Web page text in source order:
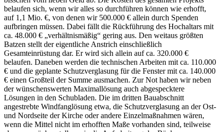
belaufen sich, wenn wir alles so durchführen können wie erhofft,
auf 1,1 Mio. €, von denen wir 500.000 € allein durch Spenden
aufbringen müssen. Dabei fällt die Rückführung des Hochaltars mit
ca. 48.000 € „verhältnismäßig“ gering aus. Den weitaus größten
Batzen stellt der eigentliche Anstrich einschließlich
Gesamteinrüstung dar. Er wird sich allein auf ca. 320.000 €
belaufen. Daneben werden die technischen Arbeiten mit ca. 110.000
€ und die geplante Schutzverglasung für die Fenster mit ca. 140.000
€ einen Großteil der Summe ausmachen. Zur Not haben wir neben
der wünschenswerten Maximallösung auch abgespecktere
Lösungen in den Schubladen. Die im dritten Bauabschnitt
angestrebte Windfanglösung etwa, die Schutzverglasung an der Ost-
und Nordseite der Kirche oder andere Einzelmaßnahmen wären,
wenn die Mittel nicht im erhofften Maße vorhanden sind, teilweise